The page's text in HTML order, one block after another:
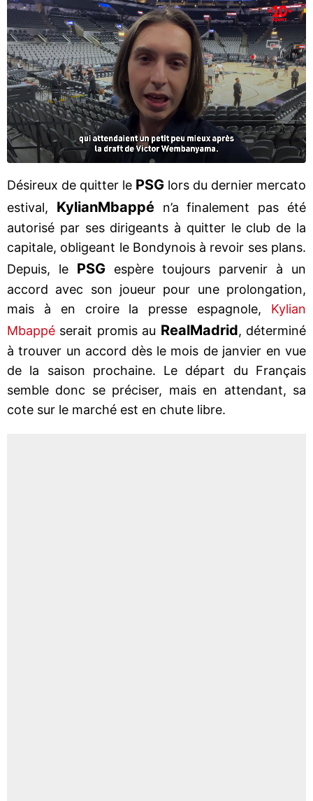
Désireux de quitter le PSG lors du dernier mercato
estival, KylianMbappén’a finalement pas été
autorisé par ses dirigeants à quitter le club de la
capitale, obligeant le Bondynois à revoir ses plans.
Depuis, le PSG espère toujours parvenir à un
accord avec son joueur pour une prolongation,
mais à en croire la presse espagnole, Kylian
Mbappé serait promis au RealMadrid, déterminé
à trouver un accord dès le mois de janvier en vue
de la saison prochaine. Le départ du Français
semble donc se préciser, mais en attendant, sa
cote sur le marché est en chute libre.